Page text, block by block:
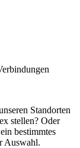
Standorten
stellen? Oder
bestimmtes
Auswahl.